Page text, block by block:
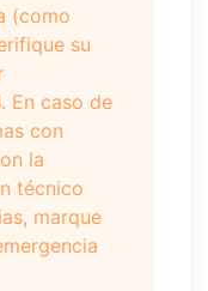
(como
su
En caso de
con
la
técnico
marque